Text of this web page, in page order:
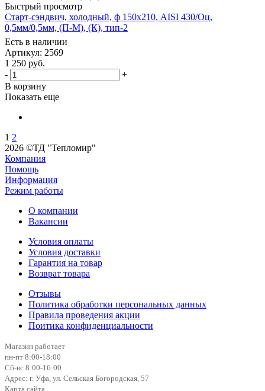
Быстрый просмотр
Старт-сэндвич, холодный, ф 150х210, AISI 430/Оц,
0,5мм/0,5мм, (П-М), (К), тип-2
Есть в наличии
Артикул: 2569
1 250 руб.
-
+
В корзину
Показать еще
1 2
2026 ©ТД "Тепломир"
Компания
Помощь
Информация
Режим работы
О компании
Вакансии
Условия оплаты
Условия доставки
Гарантия на товар
Возврат товара
Отзывы
Политика обработки персональных данных
Правила проведения акции
Поитика конфиденциальности
Магазин работает
пн-пт 8:00-18:00
Сб-вс 8:00-16:00
Адрес: г. Уфа, ул. Сельская Богородская, 57
Карта сайта